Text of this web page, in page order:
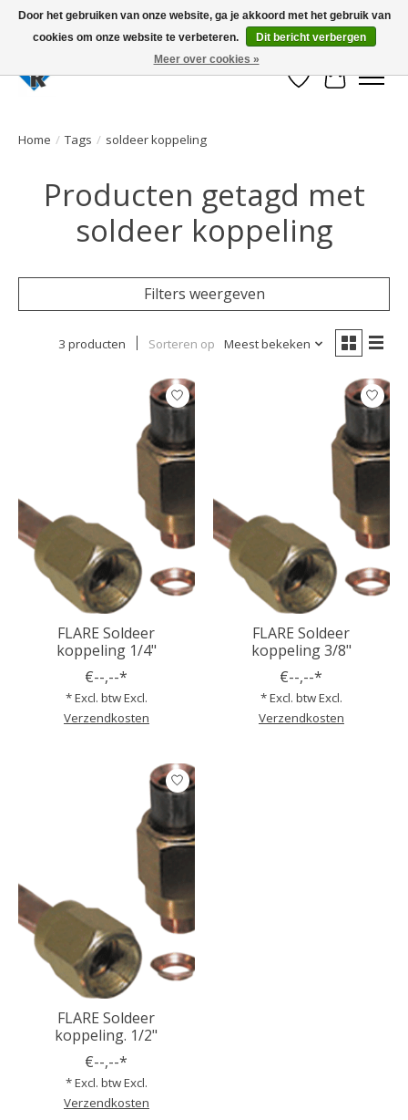
Large selection of products and fast shipping!
Verlanglijst
Home / Tags / soldeer koppeling
Producten getagd met
soldeer koppeling
Filters weergeven
3 producten Sorteren op Meest bekeken
FLARE Soldeer
koppeling 1/4"
€--,--*
* Excl. btw Excl.
Verzendkosten
FLARE Soldeer
koppeling 3/8"
€--,--*
* Excl. btw Excl.
Verzendkosten
FLARE Soldeer
koppeling. 1/2"
€--,--*
* Excl. btw Excl.
Verzendkosten
Door het gebruiken van onze website, ga je akkoord met het gebruik van
cookies om onze website te verbeteren.
Dit bericht verbergen
Meer over cookies »